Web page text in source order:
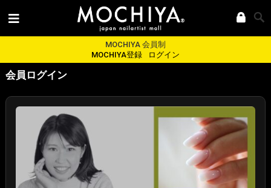
MOCHIYA 会員制
MOCHIYA登録
ログイン
会員ログイン